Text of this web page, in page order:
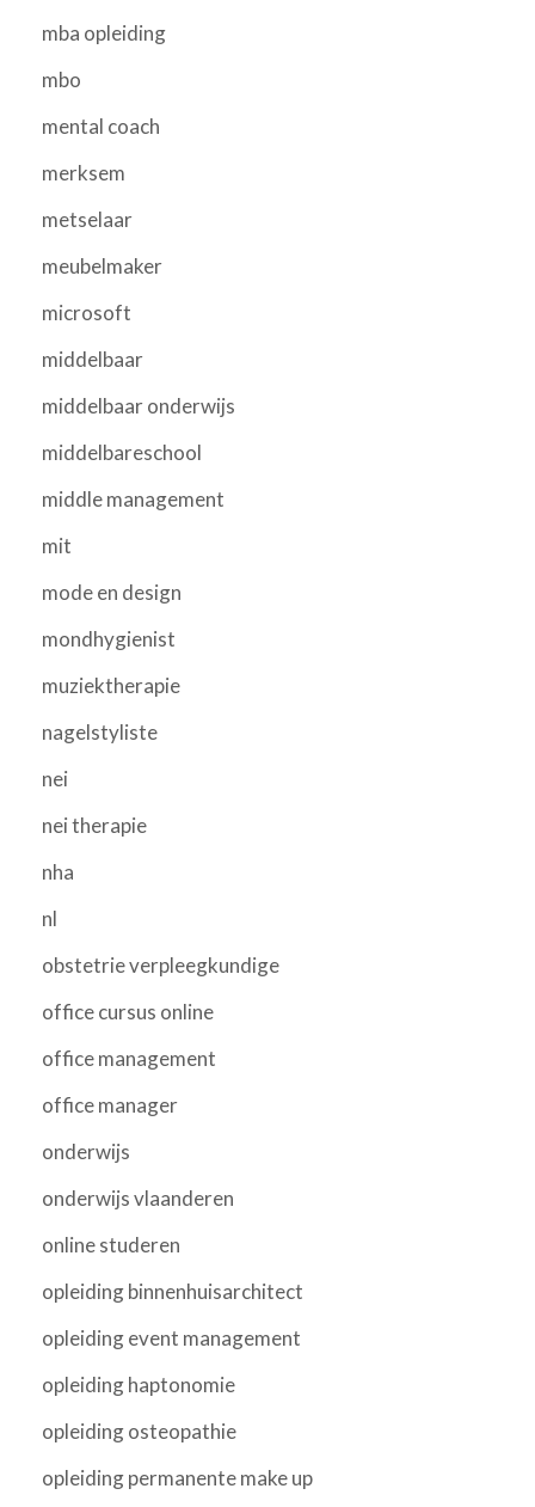
mba opleiding
mbo
mental coach
merksem
metselaar
meubelmaker
microsoft
middelbaar
middelbaar onderwijs
middelbareschool
middle management
mit
mode en design
mondhygienist
muziektherapie
nagelstyliste
nei
nei therapie
nha
nl
obstetrie verpleegkundige
office cursus online
office management
office manager
onderwijs
onderwijs vlaanderen
online studeren
opleiding binnenhuisarchitect
opleiding event management
opleiding haptonomie
opleiding osteopathie
opleiding permanente make up